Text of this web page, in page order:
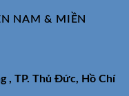
NAM & MIỀN
, TP. Thủ Đức, Hồ Chí